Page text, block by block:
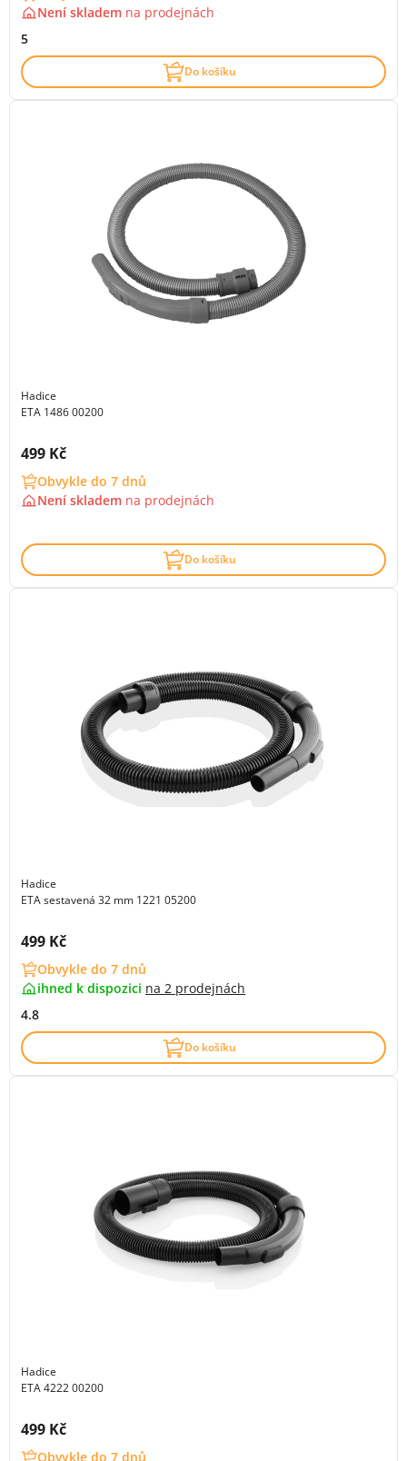
Není skladem na prodejnách
5
Do košíku
Hadice
ETA 1486 00200
Cena s DPH:
499 Kč
Obvykle do 7 dnů
Není skladem na prodejnách
Do košíku
Hadice
ETA sestavená 32 mm 1221 05200
Cena s DPH:
499 Kč
Obvykle do 7 dnů
ihned k dispozici na 2 prodejnách
4.8
Do košíku
Hadice
ETA 4222 00200
Cena s DPH:
499 Kč
Obvykle do 7 dnů